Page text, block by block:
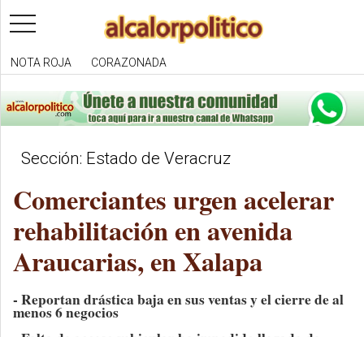
toggle
navigation
NOTA ROJA CORAZONADA
Sección: Estado de Veracruz
Comerciantes urgen acelerar
rehabilitación en avenida
Araucarias, en Xalapa
- Reportan drástica baja en sus ventas y el cierre de al
menos 6 negocios